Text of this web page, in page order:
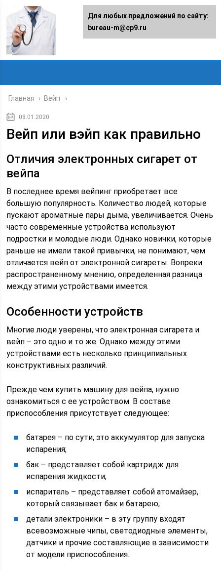
Главная › Вейп
08.01.2020
Вейп или вэйп как правильно
Отличия электронных сигарет от
вейпа
В последнее время вейпинг приобретает все
большую популярность. Количество людей, которые
пускают ароматные пары дыма, увеличивается. Очень
часто современные устройства используют
подростки и молодые люди. Однако новички, которые
раньше не имели такой привычки, не понимают, чем
отличается вейп от электронной сигареты. Вопреки
распространенному мнению, определенная разница
между этими устройствами имеется.
Особенности устройств
Многие люди уверены, что электронная сигарета и
вейп – это одно и то же. Однако между этими
устройствами есть несколько принципиальных
конструктивных различий.
Прежде чем купить машину для вейпа, нужно
ознакомиться с ее устройством. В составе
приспособления присутствует следующее:
батарея – по сути, это аккумулятор для запуска
испарения;
бак – представляет собой картридж для
испарения жидкости;
испаритель – представляет собой атомайзер,
который связывает бак и батарею;
детали электроники – в эту группу входят
всевозможные чипы, светодиодные элементы,
датчики и прочие составляющие в зависимости
от модели приспособления.
Для любых предложений по сайту:
bureau-m@cp9.ru